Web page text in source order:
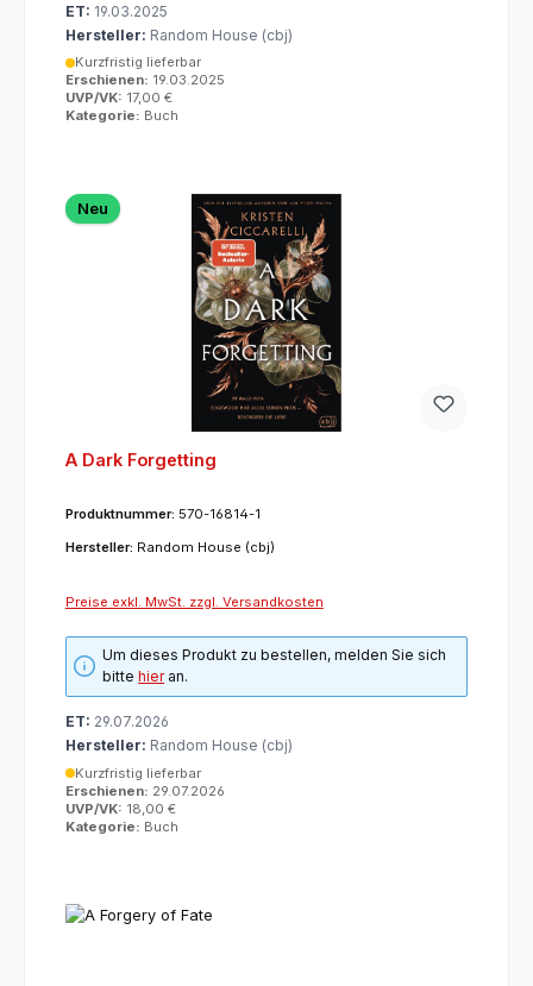
ET: 19.03.2025
Hersteller: Random House (cbj)
Kurzfristig lieferbar
Erschienen: 19.03.2025
UVP/VK: 17,00 €
Kategorie: Buch
Neu
A Dark Forgetting
Produktnummer: 570-16814-1
Hersteller: Random House (cbj)
Preise exkl. MwSt. zzgl. Versandkosten
Um dieses Produkt zu bestellen, melden Sie sich
bittehieran.
ET: 29.07.2026
Hersteller: Random House (cbj)
Kurzfristig lieferbar
Erschienen: 29.07.2026
UVP/VK: 18,00 €
Kategorie: Buch